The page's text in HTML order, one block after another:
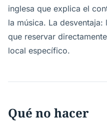
inglesa que explica el
la música. La
que reservar
local específico.
Qué no hacer